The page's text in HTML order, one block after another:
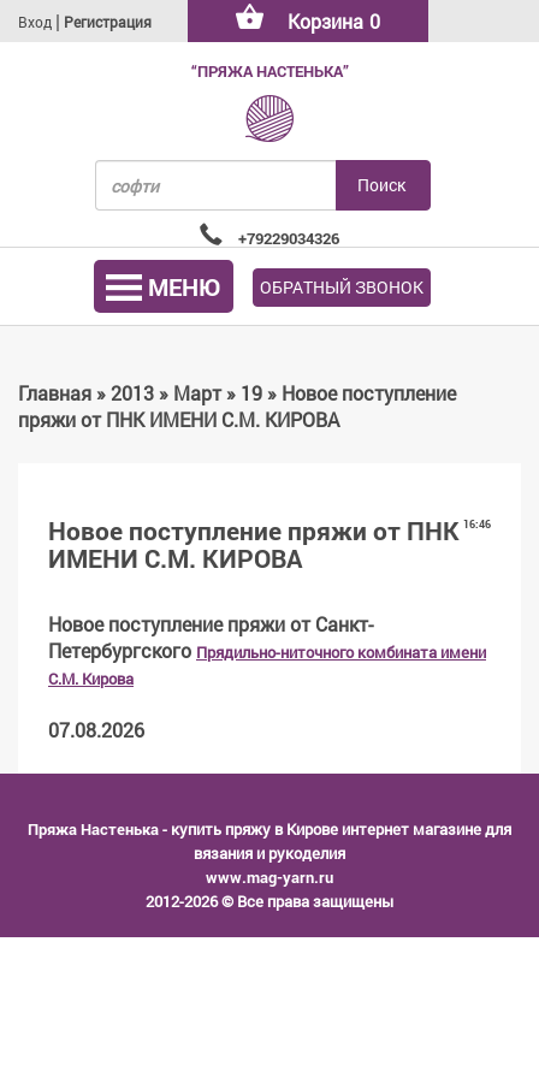
Вход | Регистрация Корзина 0
“ПРЯЖА НАСТЕНЬКА”
+79229034326
МЕНЮ ОБРАТНЫЙ ЗВОНОК
Главная»2013» Март» 19» Новое поступление
пряжи от ПНК ИМЕНИ С.М. КИРОВА
16:46
Новое поступление пряжи от ПНК
ИМЕНИ С.М. КИРОВА
Новое поступление пряжи от Санкт-
Петербургского Прядильно-ниточного комбината имени
С.М. Кирова
07.08.2026
Пряжа Настенька- купить пряжу в Кирове интернет магазине для
вязания и рукоделия
www.mag-yarn.ru
2012-2026 © Все права защищены